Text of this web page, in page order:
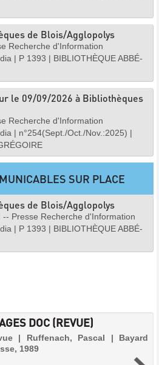
de Blois/Agglopolys
Recherche d'Information
| P 1393 | BIBLIOTHÈQUE ABBÉ-
le 09/09/2026 à Bibliothèques
Recherche d'Information
| n°254(Sept./Oct./Nov.:2025) |
SUR PLACE
de Blois/Agglopolys
-- Presse Recherche d'Information
| P 1393 | BIBLIOTHÈQUE ABBÉ-
DOC (REVUE)
| Ruffenach, Pascal | Bayard
1989